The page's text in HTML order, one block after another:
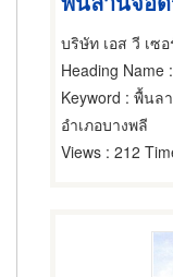
บริษัท เอส วี เซ
Heading Name
Keyword : พื้นล
อำเภอบางพลี
Views : 212